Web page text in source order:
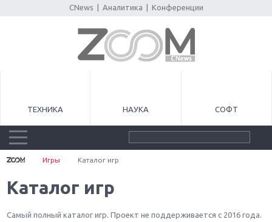
CNews Аналитика Конференции
ТЕХНИКА НАУКА СОФТ
Игры Каталог игр
Каталог игр
Самый полный каталог игр. Проект не поддерживается с 2016 года.